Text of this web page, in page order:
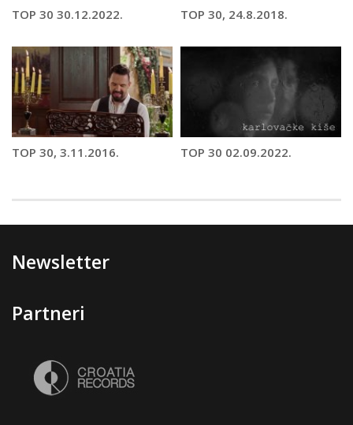
TOP 30 30.12.2022. TOP 30, 24.8.2018.
TOP 30, 3.11.2016. TOP 30 02.09.2022.
Newsletter
Partneri